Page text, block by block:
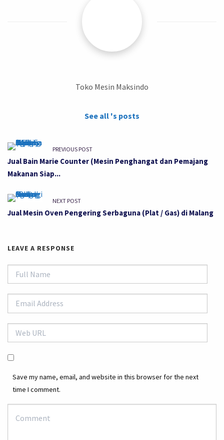
Toko Mesin Maksindo
See all 's posts
PREVIOUS POST
Jual Bain Marie Counter (Mesin Penghangat dan Pemajang
Makanan Siap...
NEXT POST
Jual Mesin Oven Pengering Serbaguna (Plat / Gas) di Malang
LEAVE A RESPONSE
Save my name, email, and website in this browser for the next
time I comment.